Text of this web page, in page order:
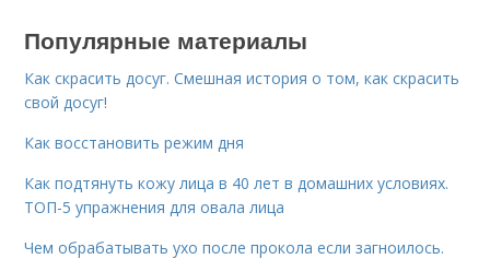
Популярные материалы
Как скрасить досуг. Смешная история о том, как скрасить
свой досуг!
Как восстановить режим дня
Как подтянуть кожу лица в 40 лет в домашних условиях.
ТОП-5 упражнения для овала лица
Чем обрабатывать ухо после прокола если загноилось.